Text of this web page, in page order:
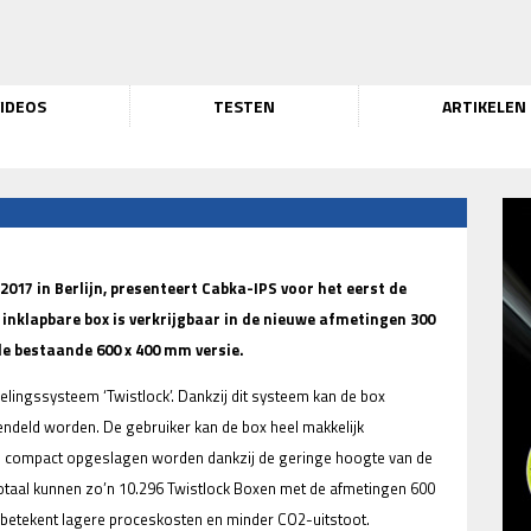
TESTEN ARTIKELEN
in Berlijn, presenteert Cabka-IPS voor het eerst de
box is verkrijgbaar in de nieuwe afmetingen 300
bestaande 600 x 400 mm versie.
‘Twistlock’. Dankzij dit systeem kan de box
worden. De gebruiker kan de box heel makkelijk
opgeslagen worden dankzij de geringe hoogte van de
kunnen zo’n 10.296 Twistlock Boxen met de afmetingen 600
lagere proceskosten en minder CO2-uitstoot.